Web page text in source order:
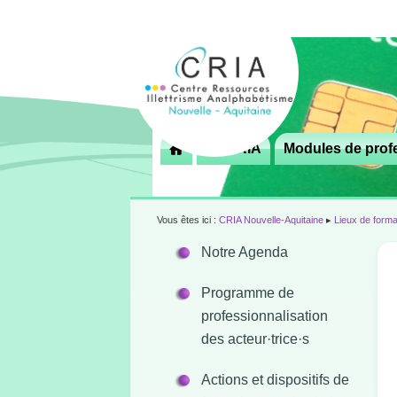
principal Le CRIA Modules de
Vous êtes ici : CRIA Nouvelle-Aquitaine ▸ Lieux de
Notre Agenda
Programme de
professionnalisation
des acteur·trice·s
Actions et dispositifs de